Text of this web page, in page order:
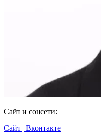
Сайт и соцсети:
Сайт | Вконтакте